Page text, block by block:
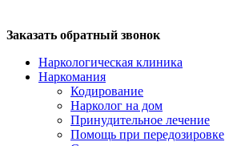
Заказать обратный звонок
Наркологическая клиника
Наркомания
Кодирование
Нарколог на дом
Принудительное лечение
Помощь при передозировке